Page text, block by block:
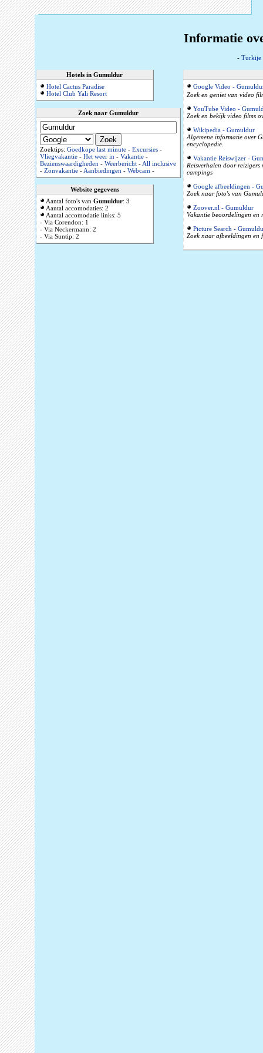
Informatie
- Turkije
Hotels in Gumuldur
Hotel Cactus Paradise
Hotel Club Yali Resort
Zoek naar Gumuldur
Zoektips: Goedkope last minute- Excursies-
Vliegvakantie- Het weer in- Vakantie-
Bezienswaardigheden- Weerbericht-All inclusive
- Zonvakantie-Aanbiedingen- Webcam-
Website gegevens
Aantal foto's van Gumuldur: 3
Aantal accomodaties: 2
Aantal accomodatie links: 5
- Via Corendon: 1
- Via Neckermann: 2
- Via Suntip: 2
Google Video -
Zoek en geniet van video
YouTube Video -
Zoek en bekijk video films
Wikipedia - Gumuldur
Algemene informatie over
encyclopedie.
Vakantie Reiswijzer -
Reisverhalen door reizigers
campings
Google afbeeldingen -
Zoek naar foto's van
Zoover.nl - Gumuldur
Vakantie beoordelingen en
Picture Search -
Zoek naar afbeeldingen en